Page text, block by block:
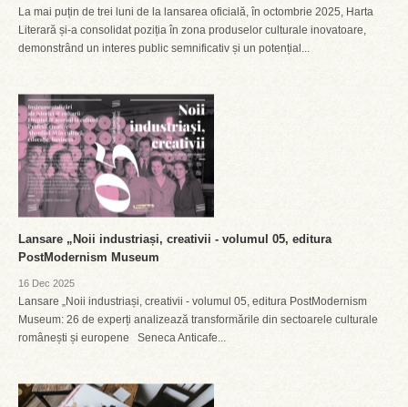
La mai puțin de trei luni de la lansarea oficială, în octombrie 2025, Harta
Literară și-a consolidat poziția în zona produselor culturale inovatoare,
demonstrând un interes public semnificativ și un potențial...
Lansare „Noii industriași, creativii - volumul 05, editura
PostModernism Museum
16 Dec 2025
Lansare „Noii industriași, creativii - volumul 05, editura PostModernism
Museum: 26 de experți analizează transformările din sectoarele culturale
românești și europene Seneca Anticafe...